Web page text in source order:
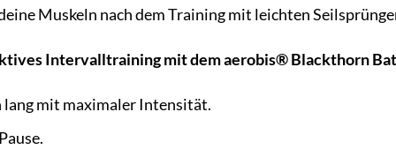
Muskeln nach dem Training mit leichten
Intervalltraining mit dem aerobis® Blackthorn
lang mit maximaler Intensität.